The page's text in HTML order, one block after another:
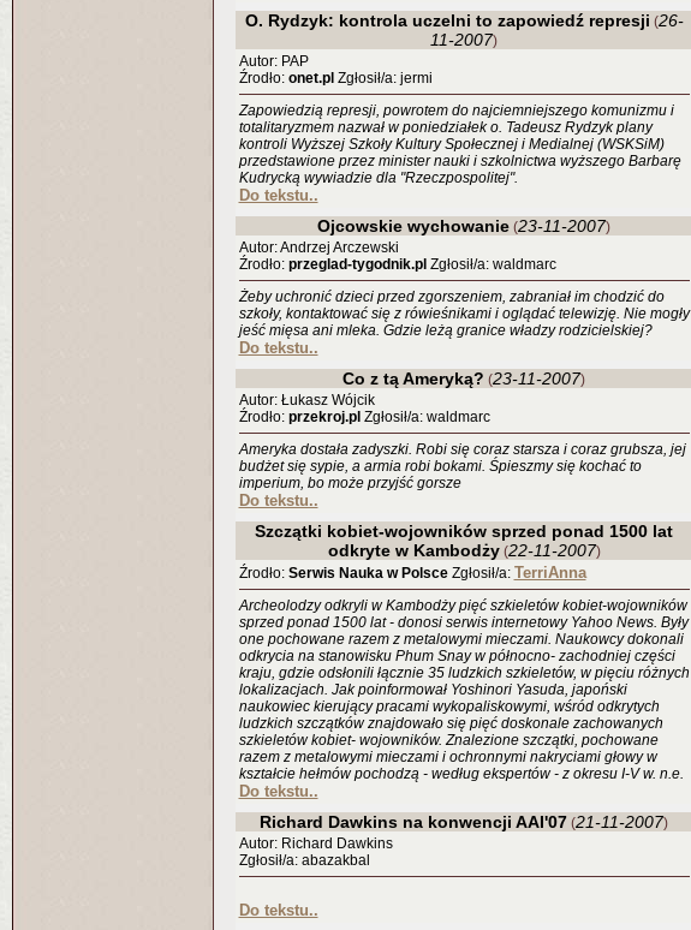
O. Rydzyk: kontrola uczelni to zapowiedź represji (26-
11-2007)
Autor: PAP
Źrodło: onet.pl Zgłosił/a: jermi
Zapowiedzią represji, powrotem do najciemniejszego komunizmu i
totalitaryzmem nazwał w poniedziałek o. Tadeusz Rydzyk plany
kontroli Wyższej Szkoły Kultury Społecznej i Medialnej (WSKSiM)
przedstawione przez minister nauki i szkolnictwa wyższego Barbarę
Kudrycką wywiadzie dla "Rzeczpospolitej".
Do tekstu..
Ojcowskie wychowanie (23-11-2007)
Autor: Andrzej Arczewski
Źrodło: przeglad-tygodnik.pl Zgłosił/a: waldmarc
Żeby uchronić dzieci przed zgorszeniem, zabraniał im chodzić do
szkoły, kontaktować się z rówieśnikami i oglądać telewizję. Nie mogły
jeść mięsa ani mleka. Gdzie leżą granice władzy rodzicielskiej?
Do tekstu..
Co z tą Ameryką? (23-11-2007)
Autor: Łukasz Wójcik
Źrodło: przekroj.pl Zgłosił/a: waldmarc
Ameryka dostała zadyszki. Robi się coraz starsza­ i coraz grubsza, jej
budżet się sypie, a armia robi bokami. Śpieszmy się kochać to
imperium, bo może przyjść gorsze
Do tekstu..
Szczątki kobiet-wojowników sprzed ponad 1500 lat
odkryte w Kambodży(22-11-2007)
Źrodło: Serwis Nauka w PolsceZgłosił/a: TerriAnna
Archeolodzy odkryli w Kambodży pięć szkieletów kobiet-wojowników
sprzed ponad 1500 lat - donosi serwis internetowy Yahoo News. Były
one pochowane razem z metalowymi mieczami. Naukowcy dokonali
odkrycia na stanowisku Phum Snay w północno- zachodniej części
kraju, gdzie odsłonili łącznie 35 ludzkich szkieletów, w pięciu różnych
lokalizacjach. Jak poinformował Yoshinori Yasuda, japoński
naukowiec kierujący pracami wykopaliskowymi, wśród odkrytych
ludzkich szczątków znajdowało się pięć doskonale zachowanych
szkieletów kobiet- wojowników. Znalezione szczątki, pochowane
razem z metalowymi mieczami i ochronnymi nakryciami głowy w
kształcie hełmów pochodzą - według ekspertów - z okresu I-V w. n.e.
Do tekstu..
Richard Dawkins na konwencji AAI'07 (21-11-2007)
Autor: Richard Dawkins
Zgłosił/a: abazakbal
Do tekstu..